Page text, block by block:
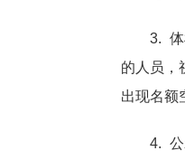
3. 体检
的人员，
出现名额
4. 公示